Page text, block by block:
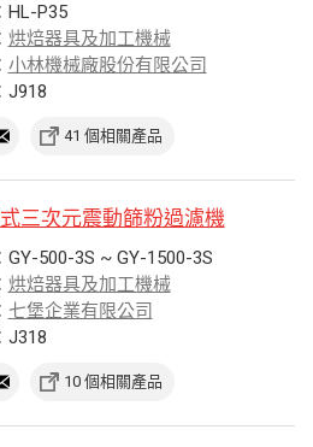
HL-P35
烘焙器具及加工機械
小林機械廠股份有限公司
J918
41 個相關產品
三次元震動篩粉過濾機
GY-500-3S ~ GY-1500-3S
烘焙器具及加工機械
七堡企業有限公司
J318
10 個相關產品